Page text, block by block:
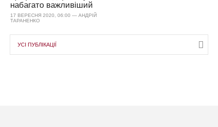
набагато важливіший
17 ВЕРЕСНЯ 2020, 06:00 — АНДРІЙ
ТАРАНЕНКО
УСІ ПУБЛІКАЦІЇ